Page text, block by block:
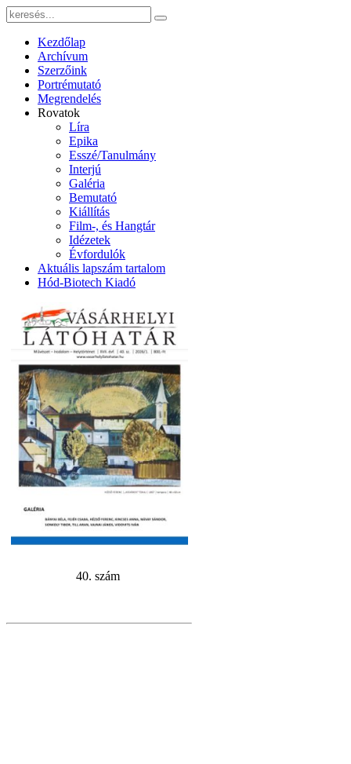
Kezdőlap
Archívum
Szerzőink
Portrémutató
Megrendelés
Rovatok
Líra
Epika
Esszé/Tanulmány
Interjú
Galéria
Bemutató
Kiállítás
Film-, és Hangtár
Idézetek
Évfordulók
Aktuális lapszám tartalom
Hód-Biotech Kiadó
40. szám